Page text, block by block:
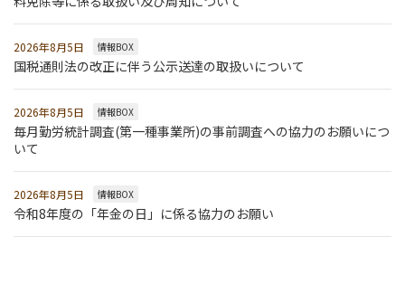
2026年8月5日 情報BOX
国税通則法の改正に伴う公示送達の取扱いについて
2026年8月5日 情報BOX
毎月勤労統計調査(第一種事業所)の事前調査への協力のお願いにつ
いて
2026年8月5日 情報BOX
令和8年度の「年金の日」に係る協力のお願い